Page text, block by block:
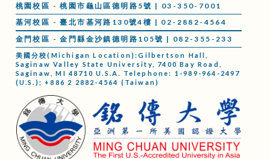
桃園校區 - 桃園市龜山區德明路5號 | 03-350-7001
基河校區 - 臺北市基河路130號4樓 | 02-2882-4564
金門校區 - 金門縣金沙鎮德明路105號 | 082-355-233
美國分校(Michigan Location):Gilbertson Hall,
Saginaw Valley State University, 7400 Bay Road,
Saginaw, MI 48710 U.S.A. Telephone: 1-989-964-2497
(U.S.); +886 2 2882-4564 (Taiwan)